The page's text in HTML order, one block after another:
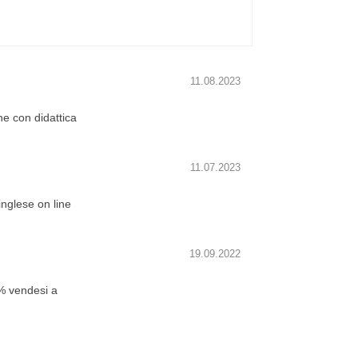
11.08.2023
con didattica
11.07.2023
on line
19.09.2022
vendesi a